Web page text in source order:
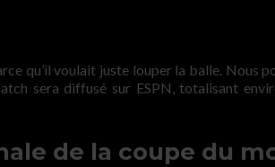
qu’il voulait juste louper la balle. Nous
sera diffusé sur ESPN, totalisant
de la coupe du